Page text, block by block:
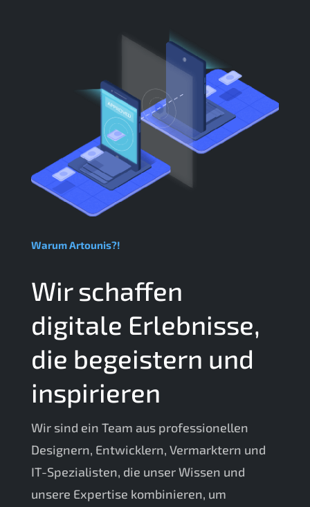
Warum Artounis?!
Wir schaffen
digitale Erlebnisse,
die begeistern und
inspirieren
Wir sind ein Team aus professionellen
Designern, Entwicklern, Vermarktern und
IT-Spezialisten, die unser Wissen und
unsere Expertise kombinieren, um